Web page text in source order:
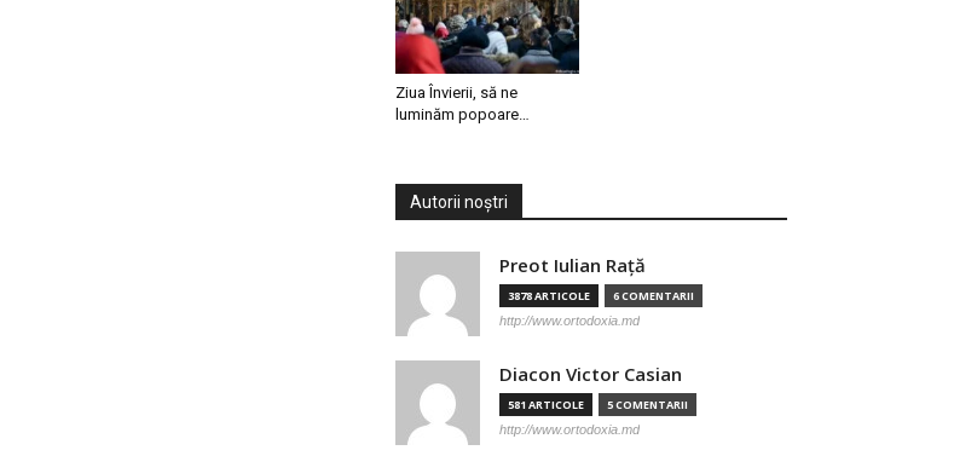
Ziua Învierii, să ne
luminăm popoare…
Autorii noștri
Preot Iulian Raţă
3878 ARTICOLE 6 COMENTARII
http://www.ortodoxia.md
Diacon Victor Casian
581 ARTICOLE 5 COMENTARII
http://www.ortodoxia.md